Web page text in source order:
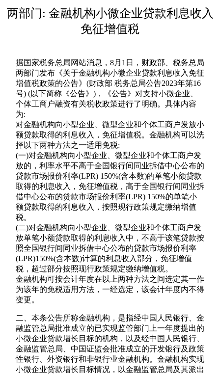
两部门: 金融机构小微企业贷款利息收入
免征增值税
据国家税务总局网站消息，8月1日，财政部、税务总局
两部门发布《关于金融机构小微企业贷款利息收入免征
增值税政策的公告》(财政部 税务总局公告2023年第16
号) (以下简称《公告》)，《公告》对支持小微企业、
个体工商户融资有关税收政策进行了明确。具体内容
为:
对金融机构向小型企业、微型企业和个体工商户发放小
额贷款取得的利息收入，免征增值税。金融机构可以洗
择以下两种方法之一适用免税:
(一)对金融机构向小型企业、微型企业和个体工商户发
放的，利率水平不高于全国银行间同业拆借中心公布的
贷款市场报价利率(LPR) 150%(含本数)的单笔小额贷款
取得的利息收入，免征增值税，高于全国银行间同业拆
借中心公布的贷款市场报价利率(LPR) 150%的单笔小
额贷款取得的利息收入，按照现行政策规定缴纳增值
税。
(二)对金融机构向小型企业、微型企业和个体工商户发
放单笔小额贷款取得的利息收入中，不高于该笔贷款按
照全国银行间同业拆借中心公布的贷款市场报价利率
(LPR)150%(含本数)计算的利息收入部分，免征增值
税，超过部分按照现行政策规定缴纳增值税。
金融机构可按会计年度在以上两种方法之间选定其一作
为该年的免税适用方法，一经选定，该会计年度内不得
变更。
二、本条公告所称金融机构，是指经中国人民银行、金
融监管总局批准成立的已实现监管部门上一年度提出的
小微企业贷款增长目标的机构，以及经中国人民银行、
金融监管总局、中国证监会批准成立的开发银行及政策
性银行、外资银行和非银行业金融机构。金融机构实现
小微企业贷款增长目标情况，以金融监管总局及其派出